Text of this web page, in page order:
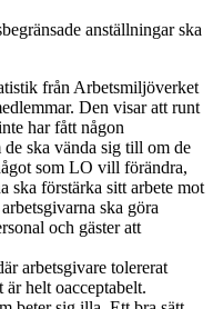
anställningar ska
från Arbetsmiljöverket
Den visar att runt
har fått någon
ska vända sig till om de
som LO vill förändra,
ska förstärka sitt arbete mot
ska göra
och gäster att
arbetsgivare tolererat
helt oacceptabelt.